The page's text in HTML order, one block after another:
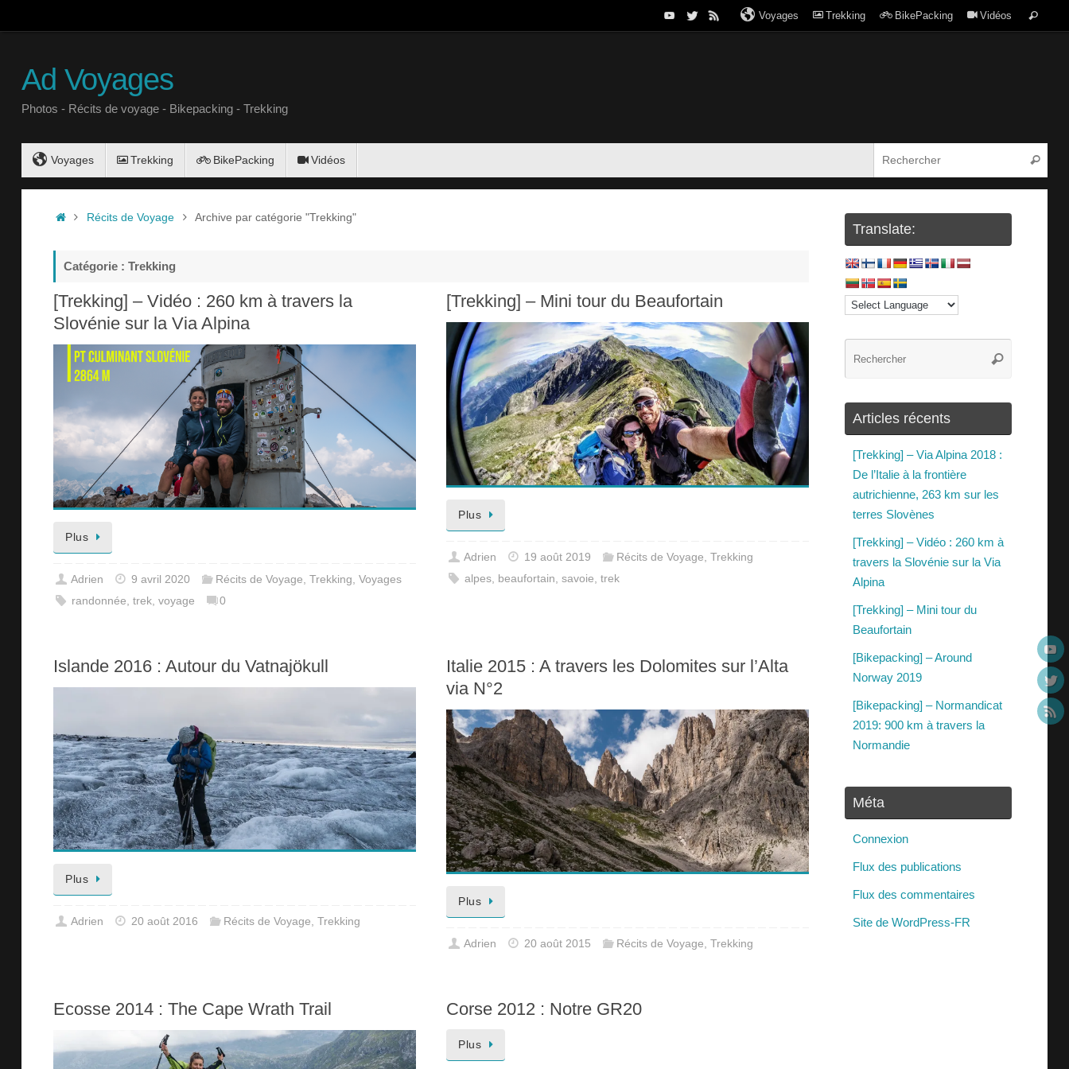
Voyages Trekking BikePacking Vidéos
Ad Voyages
Photos - Récits de voyage - Bikepacking - Trekking
Voyages Trekking BikePacking Vidéos
Récits de Voyage Archive par catégorie "Trekking"
Catégorie : Trekking
[Trekking] – Vidéo : 260 km à travers la
Slovénie sur la Via Alpina
Plus
Adrien 9 avril 2020 Récits de Voyage Trekking Voyages
randonnée ,trek ,voyage 0
[Trekking] – Mini tour du Beaufortain
Plus
Adrien 19 août 2019 Récits de Voyage Trekking
alpes beaufortain ,savoie ,trek
Islande 2016 : Autour du Vatnajökull
Plus
Adrien 20 août 2016 Récits de Voyage, Trekking
Italie 2015 : A travers les Dolomites sur l’Alta
via N°2
Plus
Adrien 20 août 2015 Récits de Voyage, Trekking
Ecosse 2014 : The Cape Wrath Trail Corse 2012 : Notre GR20
Plus
Translate:
Articles récents
[Trekking] – Via Alpina 2018 :
De l’Italie à la frontière
autrichienne, 263 km sur les
terres Slovènes
[Trekking] – Vidéo : 260 km à
travers la Slovénie sur la Via
Alpina
[Trekking] – Mini tour du
Beaufortain
[Bikepacking] – Around
Norway 2019
[Bikepacking] – Normandicat
2019: 900 km à travers la
Normandie
Méta
Connexion
Flux des publications
Flux des commentaires
Site de WordPress-FR